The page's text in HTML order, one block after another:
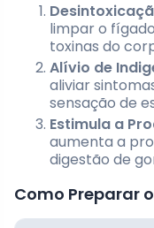
limpar o
toxinas do
Alívio de
aliviar
sensação de
Estimula a
aumenta a
digestão de
Como Preparar